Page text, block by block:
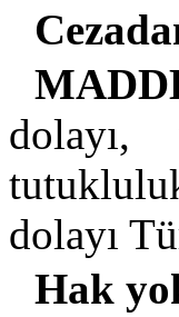
dolayı,
dolayı
Hak